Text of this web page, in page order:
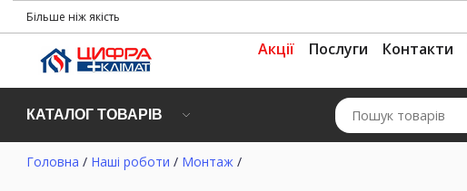
Більше ніж якість
Акції Послуги Контакти
КАТАЛОГ ТОВАРІВ
Головна / Наші роботи / Монтаж /